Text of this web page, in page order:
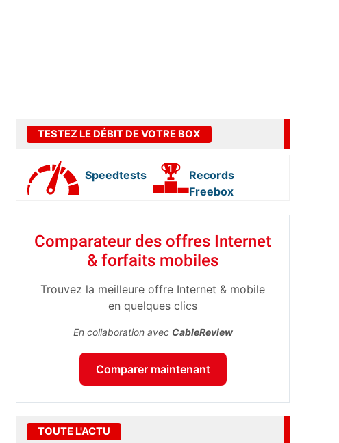
TESTEZ LE DÉBIT DE VOTRE BOX
Speedtests
Records
Freebox
Comparateur des offres Internet
& forfaits mobiles
Trouvez la meilleure offre Internet & mobile
en quelques clics
En collaboration avec CableReview
Comparer maintenant
TOUTE L'ACTU